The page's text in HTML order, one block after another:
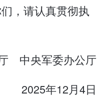
，请认真贯彻执
中央军委办公厅
2025年12月4日